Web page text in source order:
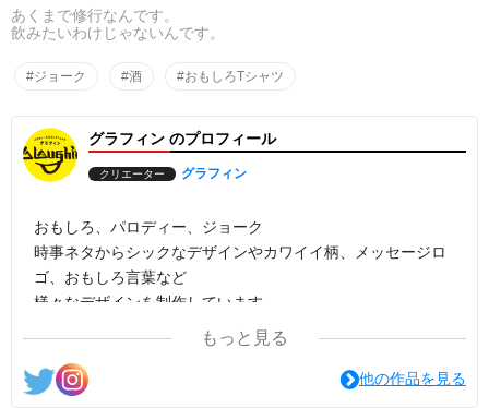
あくまで修行なんです。
飲みたいわけじゃないんです。
#ジョーク #酒 #おもしろTシャツ
グラフィン のプロフィール
クリエーター グラフィン
おもしろ、パロディー、ジョーク
時事ネタからシックなデザインやカワイイ柄、メッセージロ
ゴ、おもしろ言葉など
様々なデザインを制作しています。
もっと見る
他の作品を見る